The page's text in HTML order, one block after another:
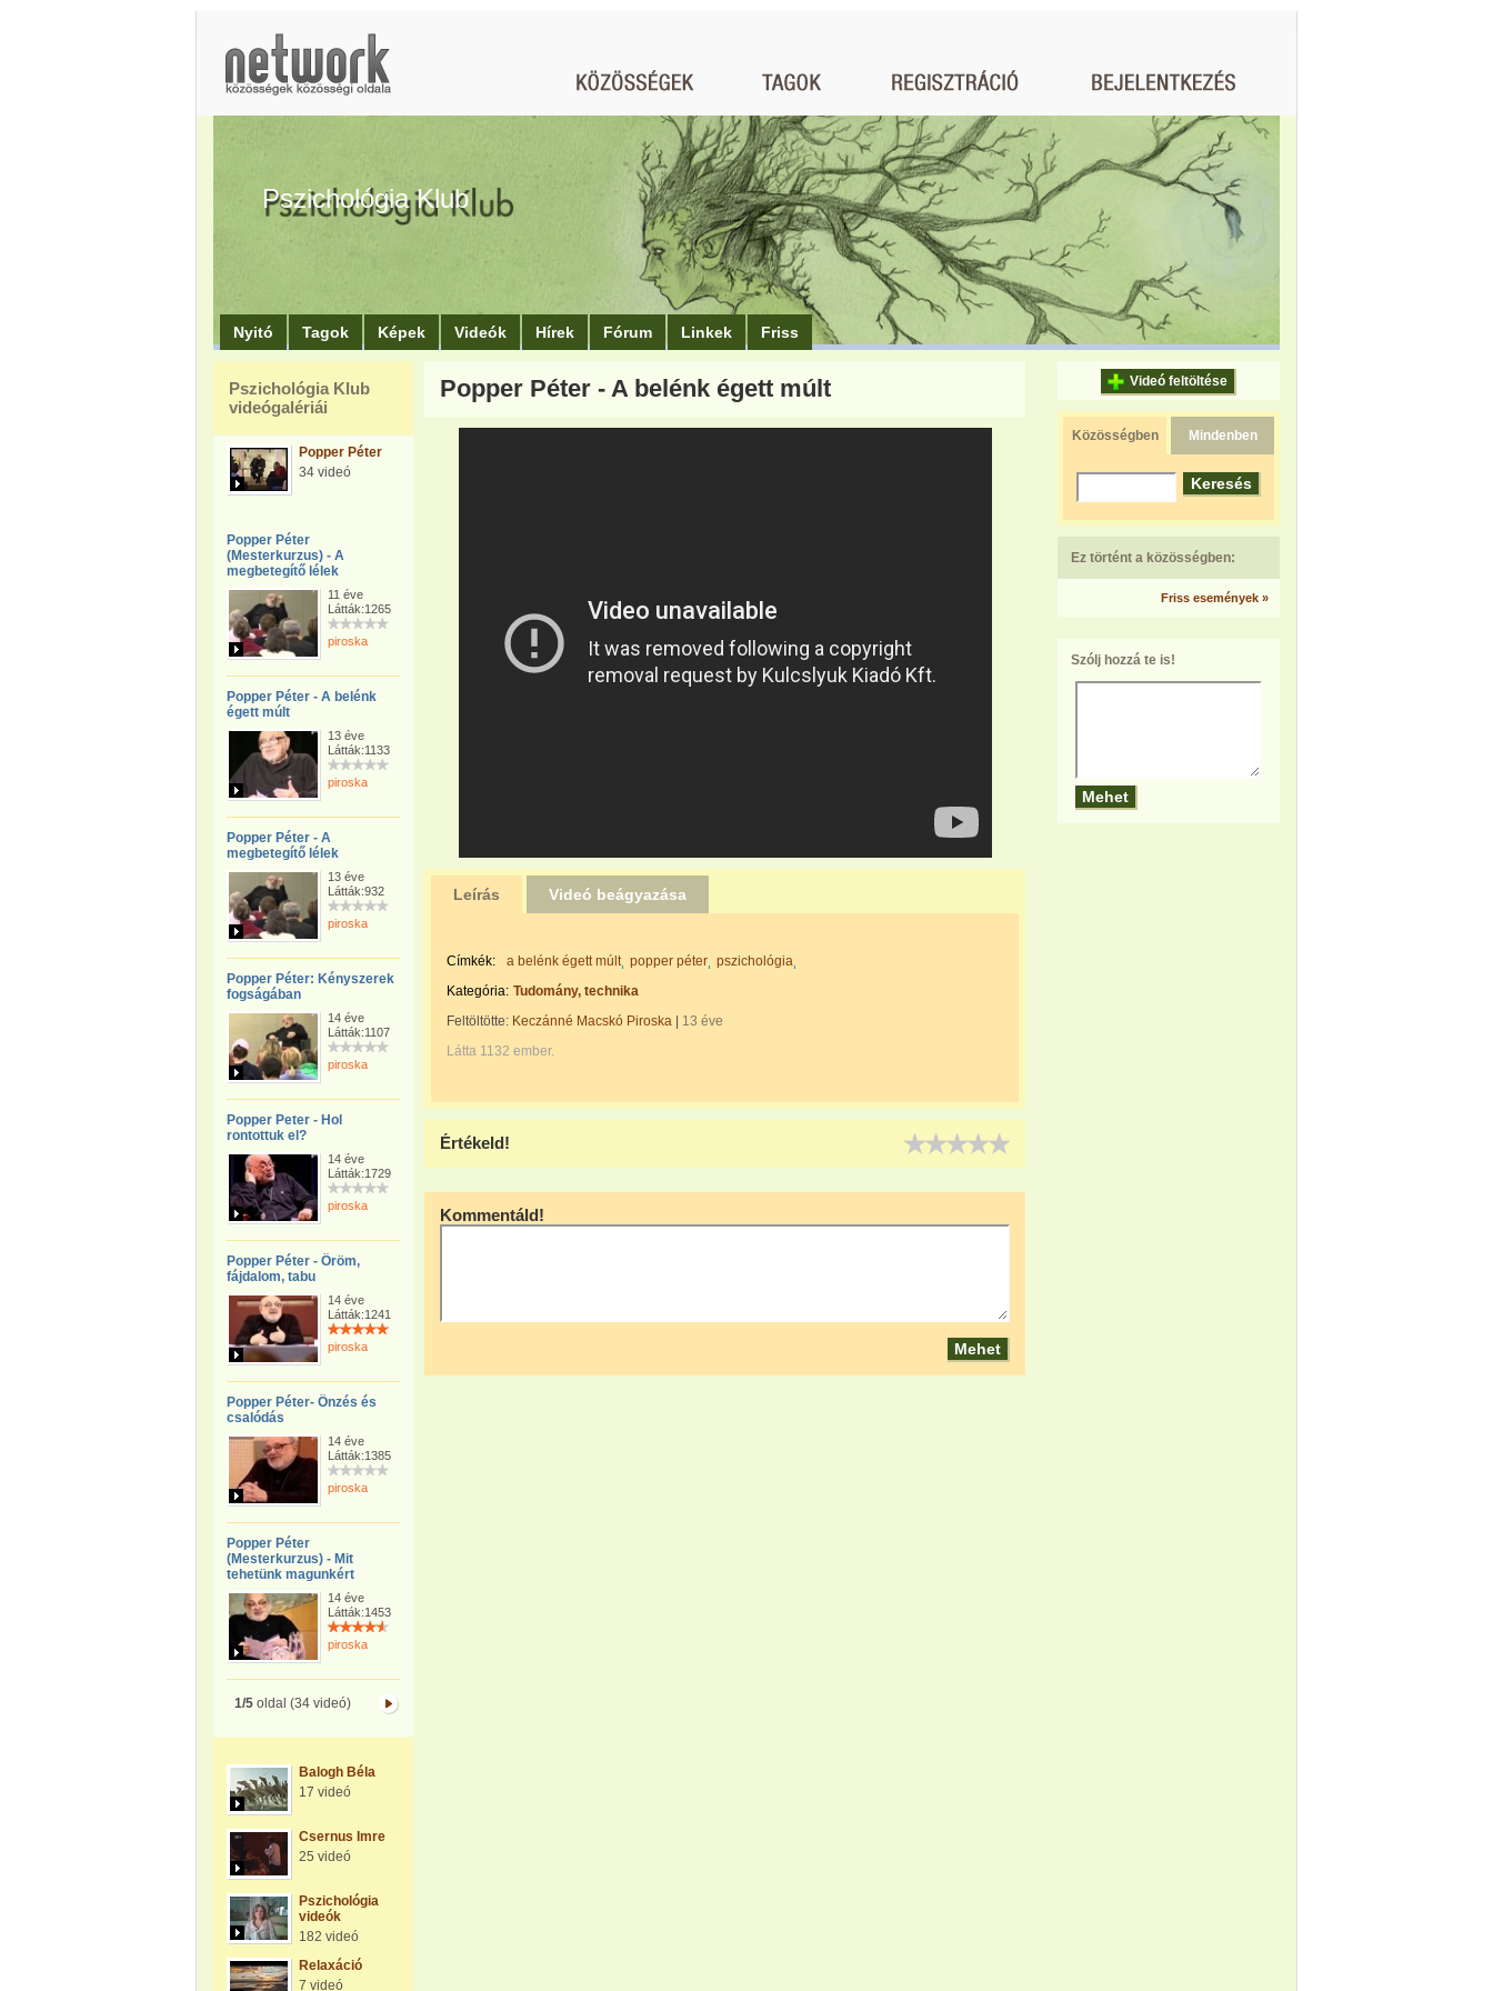
Pszichológia Klub
Nyitó Tagok Képek Videók Hírek Fórum Linkek Friss
Pszichológia Klub
videógalériái
Popper Péter
34 videó
Popper Péter
(Mesterkurzus) - A
megbetegítő lélek
11 éve
Látták:1265
piroska
Popper Péter - A belénk
égett múlt
13 éve
Látták:1133
piroska
Popper Péter - A
megbetegítő lélek
13 éve
Látták:932
piroska
Popper Péter: Kényszerek
fogságában
14 éve
Látták:1107
piroska
Popper Peter - Hol
rontottuk el?
14 éve
Látták:1729
piroska
Popper Péter - Öröm,
fájdalom, tabu
14 éve
Látták:1241
piroska
Popper Péter- Önzés és
csalódás
14 éve
Látták:1385
piroska
Popper Péter
(Mesterkurzus) - Mit
tehetünk magunkért
14 éve
Látták:1453
piroska
1/5oldal (34 videó)
Balogh Béla
17 videó
Csernus Imre
25 videó
Pszichológia
videók
182 videó
Relaxáció
7 videó
Popper Péter - A belénk égett múlt
Leírás Videó beágyazása
Címkék: a belénk égett múlt popper péter pszichológia
Kategória: Tudomány, technika
Feltöltötte: Keczánné Macskó Piroska
13 éve
Látta 1132 ember.
Értékeld!
Kommentáld!
Videó feltöltése
Közösségben Mindenben
Ez történt a közösségben:
Friss események »
Szólj hozzá te is!